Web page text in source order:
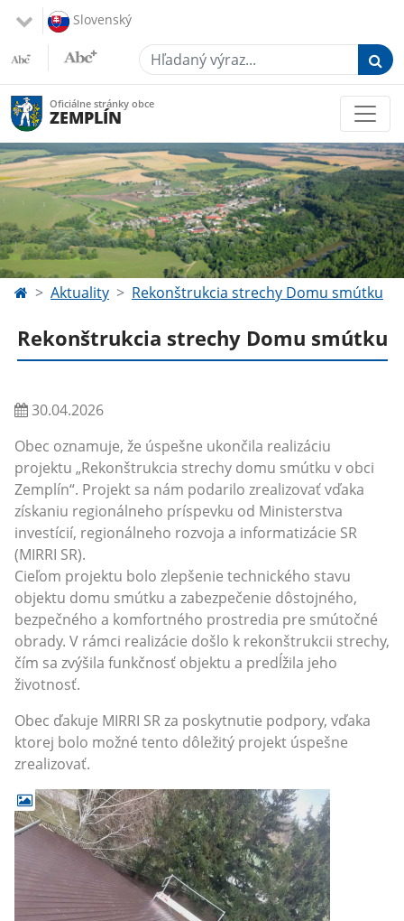
Slovenský
Hľadaný výraz...
Oficiálne stránky obce
ZEMPLÍN
Aktuality Rekonštrukcia strechy Domu smútku
Rekonštrukcia strechy Domu smútku
30.04.2026
Obec oznamuje, že úspešne ukončila realizáciu
projektu „Rekonštrukcia strechy domu smútku v obci
Zemplín“. Projekt sa nám podarilo zrealizovať vďaka
získaniu regionálneho príspevku od Ministerstva
investícií, regionálneho rozvoja a informatizácie SR
(MIRRI SR).
Cieľom projektu bolo zlepšenie technického stavu
objektu domu smútku a zabezpečenie dôstojného,
bezpečného a komfortného prostredia pre smútočné
obrady. V rámci realizácie došlo k rekonštrukcii strechy,
čím sa zvýšila funkčnosť objektu a predĺžila jeho
životnosť.
Obec ďakuje MIRRI SR za poskytnutie podpory, vďaka
ktorej bolo možné tento dôležitý projekt úspešne
zrealizovať.